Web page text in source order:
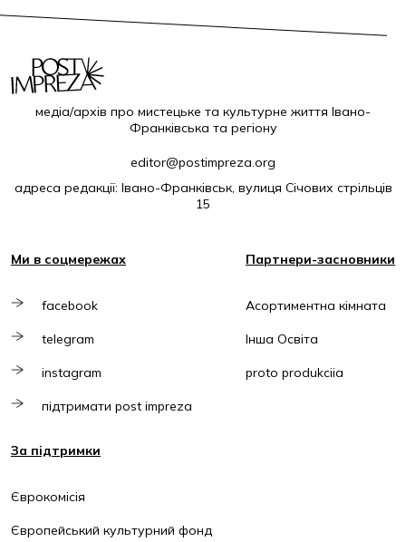
медіа/архів про мистецьке та культурне життя Івано-
Франківська та регіону
editor@postimpreza.org
адреса редакції: Івано-Франківськ, вулиця Січових стрільців
15
Ми в соцмережах
facebook
telegram
instagram
підтримати post impreza
Партнери-засновники
Асортиментна кімната
Інша Освіта
proto produkciia
За підтримки
Єврокомісія
Європейський культурний фонд